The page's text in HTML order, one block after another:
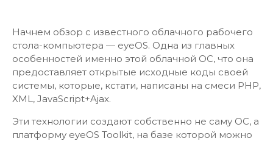
Начнем обзор с известного облачного рабочего
стола-компьютера — eyeOS. Одна из главных
особенностей именно этой облачной ОС, что она
предоставляет открытые исходные коды своей
системы, которые, кстати, написаны на смеси PHP,
XML, JavaScript+Ajax.
Эти технологии создают собственно не саму ОС, а
платформу eyeOS Toolkit, на базе которой можно